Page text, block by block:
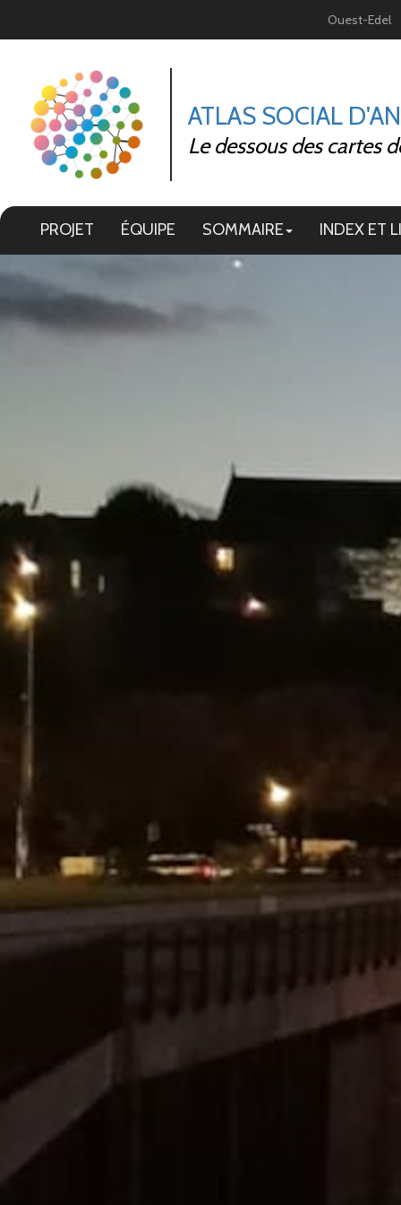
Ouest-Edel
ATLAS SOCIAL
Le dessous des cartes
PROJET ÉQUIPE SOMMAIRE INDEX ET